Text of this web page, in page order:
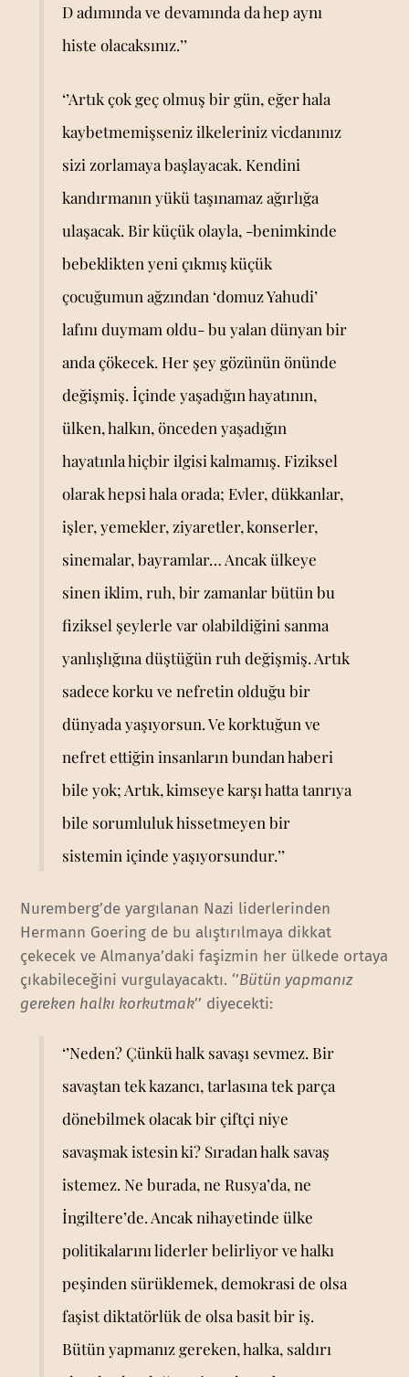
D adımında ve devamında da hep aynı
histe olacaksınız.’’
‘’Artık çok geç olmuş bir gün, eğer hala
kaybetmemişseniz ilkeleriniz vicdanınız
sizi zorlamaya başlayacak. Kendini
kandırmanın yükü taşınamaz ağırlığa
ulaşacak. Bir küçük olayla, -benimkinde
bebeklikten yeni çıkmış küçük
çocuğumun ağzından ‘domuz Yahudi’
lafını duymam oldu- bu yalan dünyan bir
anda çökecek. Her şey gözünün önünde
değişmiş. İçinde yaşadığın hayatının,
ülken, halkın, önceden yaşadığın
hayatınla hiçbir ilgisi kalmamış. Fiziksel
olarak hepsi hala orada; Evler, dükkanlar,
işler, yemekler, ziyaretler, konserler,
sinemalar, bayramlar… Ancak ülkeye
sinen iklim, ruh, bir zamanlar bütün bu
fiziksel şeylerle var olabildiğini sanma
yanlışlığına düştüğün ruh değişmiş. Artık
sadece korku ve nefretin olduğu bir
dünyada yaşıyorsun. Ve korktuğun ve
nefret ettiğin insanların bundan haberi
bile yok; Artık, kimseye karşı hatta tanrıya
bile sorumluluk hissetmeyen bir
sistemin içinde yaşıyorsundur.’’
Nuremberg’de yargılanan Nazi liderlerinden
Hermann Goering de bu alıştırılmaya dikkat
çekecek ve Almanya’daki faşizmin her ülkede ortaya
çıkabileceğini vurgulayacaktı. ‘’Bütün yapmanız
gereken halkı korkutmak’’ diyecekti:
‘’Neden? Çünkü halk savaşı sevmez. Bir
savaştan tek kazancı, tarlasına tek parça
dönebilmek olacak bir çiftçi niye
savaşmak istesin ki? Sıradan halk savaş
istemez. Ne burada, ne Rusya’da, ne
İngiltere’de. Ancak nihayetinde ülke
politikalarını liderler belirliyor ve halkı
peşinden sürüklemek, demokrasi de olsa
faşist diktatörlük de olsa basit bir iş.
Bütün yapmanız gereken, halka, saldırı